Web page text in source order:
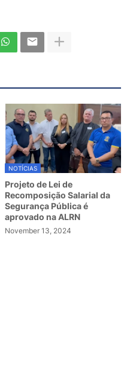
NOTÍCIAS
Projeto de Lei de
Recomposição Salarial da
Segurança Pública é
aprovado na ALRN
November 13, 2024